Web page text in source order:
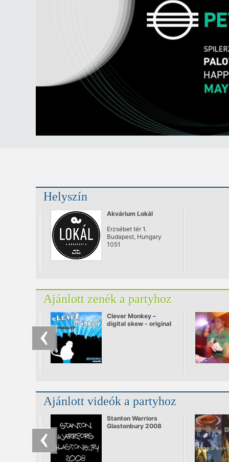
Helyszín
Akvárium Lokál
Erzsébet tér 1.
Budapest, Hungary
1051
Ajánlott zenék a partyhoz
Clever Monkey –
digital skew - original
Ajánlott videók a partyhoz
Stanton Warriors
Glastonbury 2008